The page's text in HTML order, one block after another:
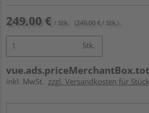
249,00 € / Stk. (249,00 € / Stk.)
Stk.
inkl. MwSt. zzgl. Versandkosten für